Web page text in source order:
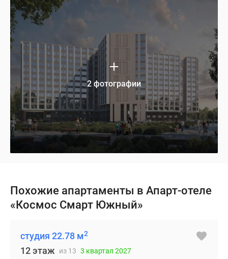
2 фотографии
Похожие апартаменты в Апарт-отеле
«Космос Смарт Южный»
студия 22.78 м2
12 этаж из 13 3 квартал 2027